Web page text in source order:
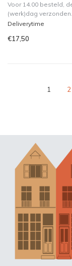
Voor 14.00 besteld,
(werk)dag verzonden.
Deliverytime
€17,50
1 2